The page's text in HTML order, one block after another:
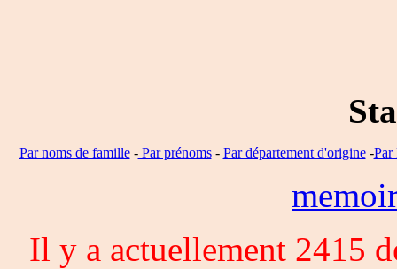
Par noms de famille-Par prénoms- Par département d'origine-Par
Il y a actuellement 2415